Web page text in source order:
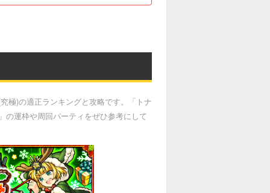
極)の適正ランキングと攻略です。「トナ
の運枠や周回パーティをぜひ参考にして